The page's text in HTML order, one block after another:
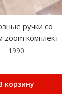
ручки со
zoom комплект
1990
корзину